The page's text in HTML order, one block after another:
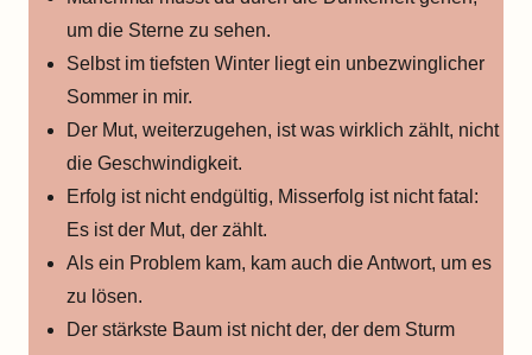
um die Sterne zu sehen.
Selbst im tiefsten Winter liegt ein unbezwinglicher
Sommer in mir.
Der Mut, weiterzugehen, ist was wirklich zählt, nicht
die Geschwindigkeit.
Erfolg ist nicht endgültig, Misserfolg ist nicht fatal:
Es ist der Mut, der zählt.
Als ein Problem kam, kam auch die Antwort, um es
zu lösen.
Der stärkste Baum ist nicht der, der dem Sturm